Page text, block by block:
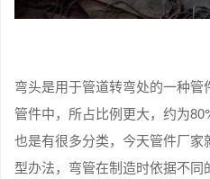
弯头是用于管道转弯处的一种
管件中，所占比例更大，约为
也是有很多分类，今天管件厂
型办法，弯管在制造时依据不